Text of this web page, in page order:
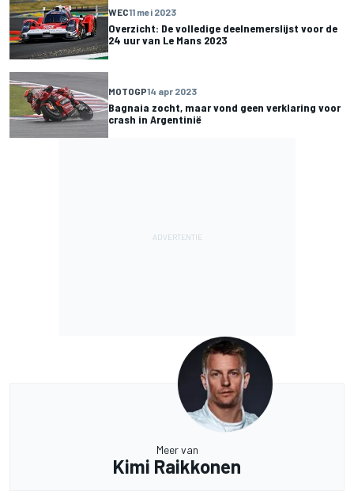
WEC11 mei 2023
Overzicht: De volledige deelnemerslijst voor de
24 uur van Le Mans 2023
MOTOGP14 apr 2023
Bagnaia zocht, maar vond geen verklaring voor
crash in Argentinië
Meer van
Kimi Raikkonen